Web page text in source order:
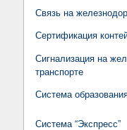
Связь на
Сертификация
Сигнализация на
транспорте
Система
Система “Экспресс”